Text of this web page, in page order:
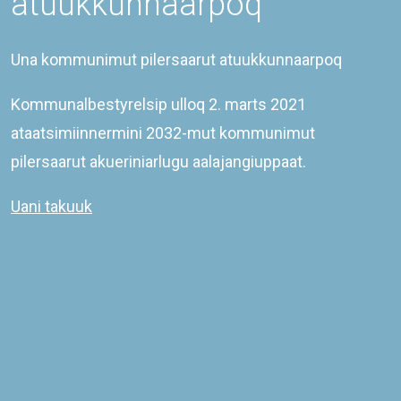
Una kommunimut pilersaarut atuukkunnaarpoq
Kommunalbestyrelsip ulloq 2. marts 2021
ataatsimiinnermini 2032-mut kommunimut
pilersaarut akueriniarlugu aalajangiuppaat.
Uani takuuk